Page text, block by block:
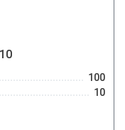
100
10